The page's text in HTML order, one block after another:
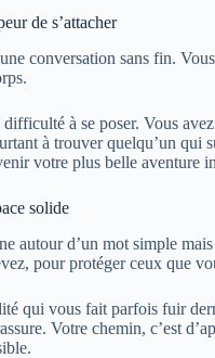
de s’attacher
conversation sans fin.
à se poser. Vous
à trouver quelqu’un qui
votre plus belle aventure
solide
autour d’un mot simple
pour protéger ceux que
qui vous fait parfois fuir
Votre chemin, c’est